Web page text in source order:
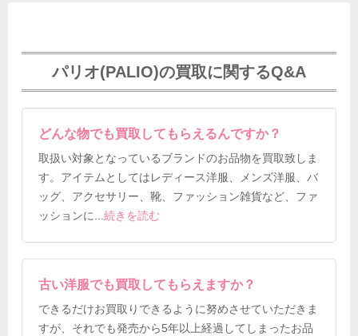
パリオ(PALIO)の買取に関するQ&A
どんな物でも買取してもらえるんですか？
取扱い対象となっているブランドのお品物を買取致しま
す。アイテムとしてはレディース洋服、メンズ洋服、バ
ッグ、アクセサリー、靴、ファッション雑貨など、ファ
ッションに...続きを読む
古い洋服でも買取してもらえますか？
できるだけお買取りできるように努めさせていただきま
すが、それでも発売から5年以上経過してしまったお品